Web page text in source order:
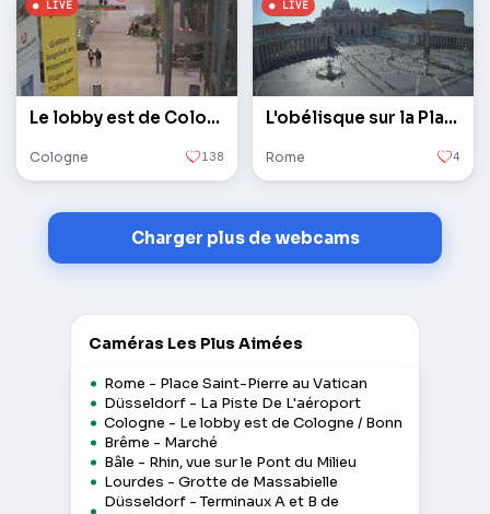
Le lobby est de Cologne / Bonn
Cologne 138
L'obélisque sur la Place Saint-Pierre au Vatican
Rome 4
Charger plus de webcams
Caméras Les Plus Aimées
Rome - Place Saint-Pierre au Vatican
Düsseldorf - La Piste De L'aéroport
Cologne - Le lobby est de Cologne / Bonn
Brême - Marché
Bâle - Rhin, vue sur le Pont du Milieu
Lourdes - Grotte de Massabielle
Düsseldorf - Terminaux A et B de